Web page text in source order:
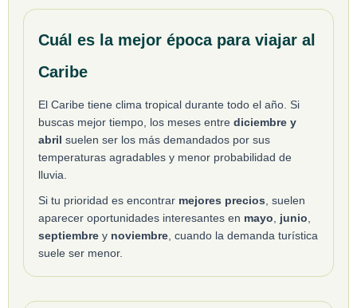
Cuál es la mejor época para viajar al
Caribe
El Caribe tiene clima tropical durante todo el año. Si
buscas mejor tiempo, los meses entre diciembre y
abril suelen ser los más demandados por sus
temperaturas agradables y menor probabilidad de
lluvia.
Si tu prioridad es encontrar mejores precios, suelen
aparecer oportunidades interesantes en mayo, junio,
septiembre y noviembre, cuando la demanda turística
suele ser menor.